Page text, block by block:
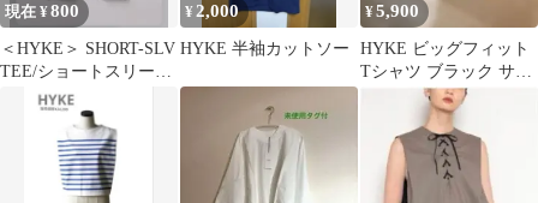
現在 ¥800
＜HYKE＞ SHORT-SLV
TEE/ショートスリーブ
Tシャツ
¥ 2,000
HYKE 半袖カットソー
¥5,900
HYKE ビッグフィット
Tシャツ ブラック サイ